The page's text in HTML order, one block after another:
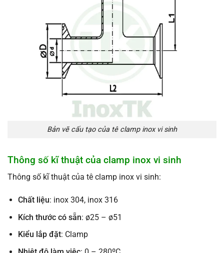
Bản vẽ cấu tạo của tê clamp inox vi sinh
Thông số kĩ thuật của clamp inox vi sinh
Thông số kĩ thuật của tê clamp inox vi sinh:
Chất liệu: inox 304, inox 316
Kích thước có sẵn: ø25 – ø51
Kiểu lắp đặt: Clamp